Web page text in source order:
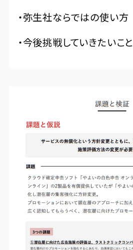
・弥生社ならではの使い方
・今後挑戦していきたいこと